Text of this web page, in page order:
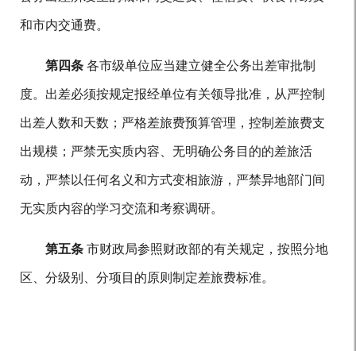
和市内交通费。
第四条 各市级单位应当建立健全公务出差审批制
度。出差必须按规定报经单位有关领导批准，从严控制
出差人数和天数；严格差旅费预算管理，控制差旅费支
出规模；严禁无实质内容、无明确公务目的的差旅活
动，严禁以任何名义和方式变相旅游，严禁异地部门间
无实质内容的学习交流和考察调研。
第五条 市财政局参照财政部的有关规定，按照分地
区、分级别、分项目的原则制定差旅费标准。